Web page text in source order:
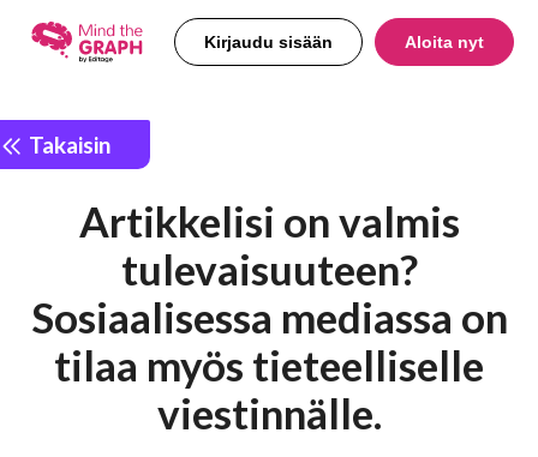
Kirjaudu sisään Aloita nyt
Takaisin
Artikkelisi on valmis
tulevaisuuteen?
Sosiaalisessa mediassa on
tilaa myös tieteelliselle
viestinnälle.